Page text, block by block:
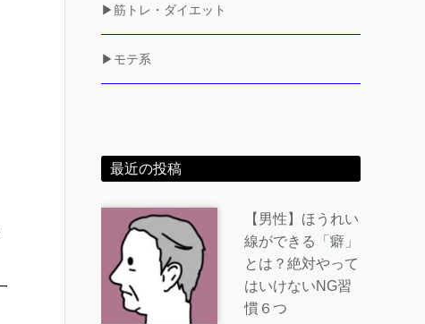
▶筋トレ・ダイエット
▶モテ系
最近の投稿
【男性】ほうれい
線ができる「癖」
とは？絶対やって
はいけないNG習
慣６つ